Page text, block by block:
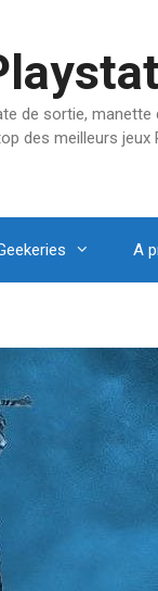
de sortie,
des meilleurs
A